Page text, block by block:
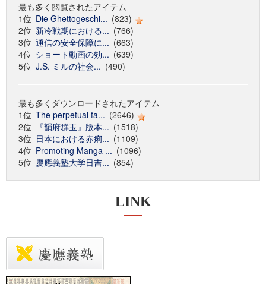
最も多く閲覧されたアイテム
1位 Die Ghettogeschi... (823)
2位 新冷戦期における... (766)
3位 通信の安全保障に... (663)
4位 ショート動画の効... (639)
5位 J.S. ミルの社会... (490)
最も多くダウンロードされたアイテム
1位 The perpetual fa... (2646)
2位
『韻府群玉』版本... (1518)
3位 日本における赤痢... (1109)
4位 Promoting Manga ... (1096)
5位 慶應義塾大学日吉... (854)
LINK